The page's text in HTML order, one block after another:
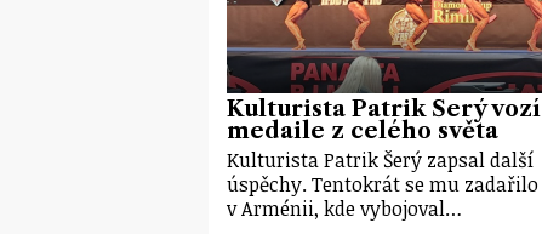
Kulturista Patrik Šerý vozí
medaile z celého světa
Kulturista Patrik Šerý zapsal další
úspěchy. Tentokrát se mu zadařilo
v Arménii, kde vybojoval…